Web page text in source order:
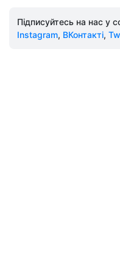
Підписуйтесь на нас у
Instagram, ВКонтакті,